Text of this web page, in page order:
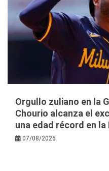
Orgullo zuliano en la
Chourio alcanza el
una edad récord en la
07/08/2026